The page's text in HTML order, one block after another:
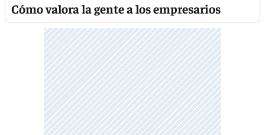
Cómo valora la gente a los empresarios